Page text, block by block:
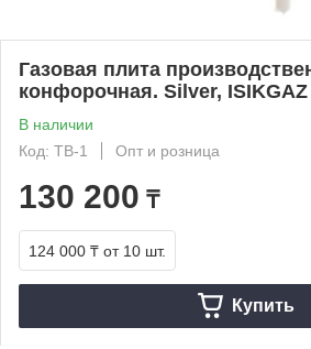
Газовая плита
конфорочная. Silver, ISIKGAZ
В наличии
Код: TB-1
Опт и розница
130 200 ₸
124 000 ₸ от 10 шт.
Купить